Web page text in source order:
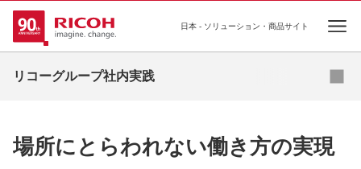
日本 - ソリューション・商品サイト
リコーグループ社内実践
リコーグループ社内実践
場所にとらわれない働き方の実現